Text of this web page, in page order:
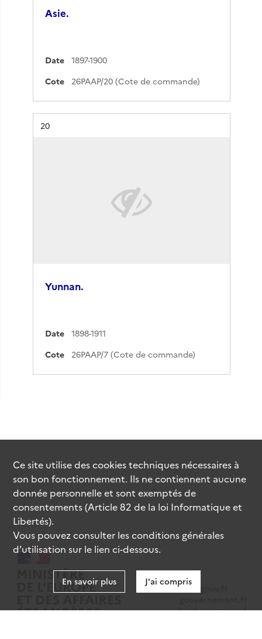
Asie.
Date
1897-1900
Cote
26PAAP/20 (Cote de commande)
Résultat n°
20
Yunnan.
Date
1898-1911
Cote
26PAAP/7 (Cote de commande)
data.gouv.fr
legifrance.gouv.fr
Ce site utilise descookiestechniques nécessaires à
son bon fonctionnement. Ils ne contiennent aucune
donnée personnelle et sont exemptés de
consentements (Article 82 de la loi Informatique et
Libertés).
Vous pouvez consulter les conditions générales
d’utilisation sur le lien ci-dessous.
En savoir plus J'ai compris